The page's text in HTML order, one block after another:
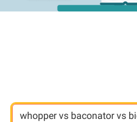
whopper vs baconator vs